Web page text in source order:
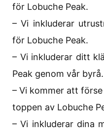
för Lobuche Peak.
– Vi inkluderar
för Lobuche Peak.
– Vi inkluderar ditt
Peak genom vår byrå.
– Vi kommer att
toppen av Lobuche
– Vi inkluderar dina